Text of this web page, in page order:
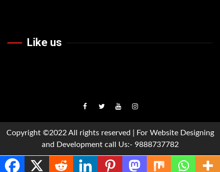
Like us
Facebook
TwiteerYoutubeInstagram
Copyright ©2022 All rights reserved | For Website Designing
and Development call Us:- 9888737782